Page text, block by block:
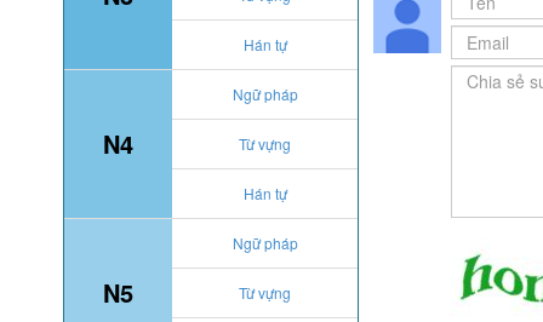
Hán tự
N4
Ngữ pháp
Từ vựng
Hán tự
N5
Ngữ pháp
Từ vựng